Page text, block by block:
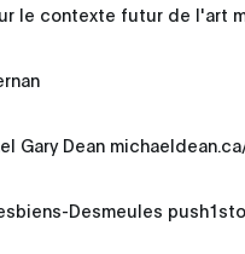
le contexte futur de l'art
Gary Dean
Desmeules